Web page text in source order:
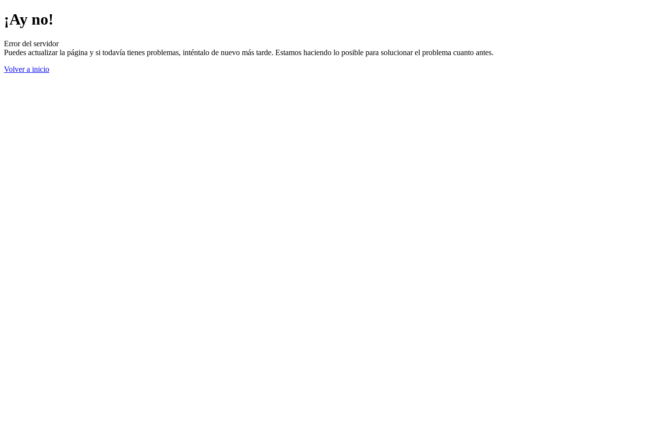
¡Ay no!
Error del servidor
Puedes actualizar la página y si todavía tienes problemas, inténtalo de nuevo más tarde. Estamos haciendo lo posible para solucionar el problema cuanto antes.
Volver a inicio